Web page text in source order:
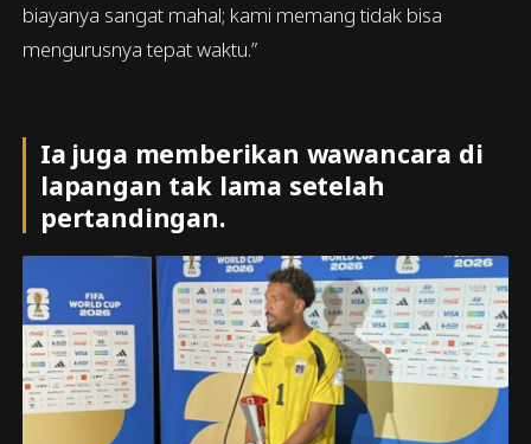
biayanya sangat mahal; kami memang tidak bisa
mengurusnya tepat waktu.”
Ia juga memberikan wawancara di
lapangan tak lama setelah
pertandingan.